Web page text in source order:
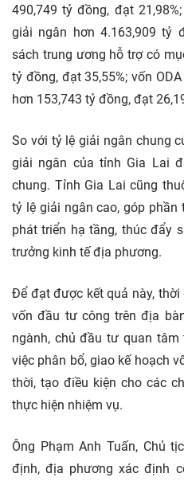
490,749 tỷ đồng, đạt
giải ngân hơn 4.163,909 tỷ
sách trung ương hỗ trợ có
tỷ đồng, đạt 35,55%; vốn
hơn 153,743 tỷ đồng, đạt
So với tỷ lệ giải ngân chung
giải ngân của tỉnh Gia Lai
chung. Tỉnh Gia Lai cũng
tỷ lệ giải ngân cao, góp
phát triển hạ tầng, thúc đẩy
trưởng kinh tế địa phương.
Để đạt được kết quả này,
vốn đầu tư công trên địa
ngành, chủ đầu tư quan
việc phân bổ, giao kế hoạch
thời, tạo điều kiện cho các
thực hiện nhiệm vụ.
Ông Phạm Anh Tuấn, Chủ
định, địa phương xác định